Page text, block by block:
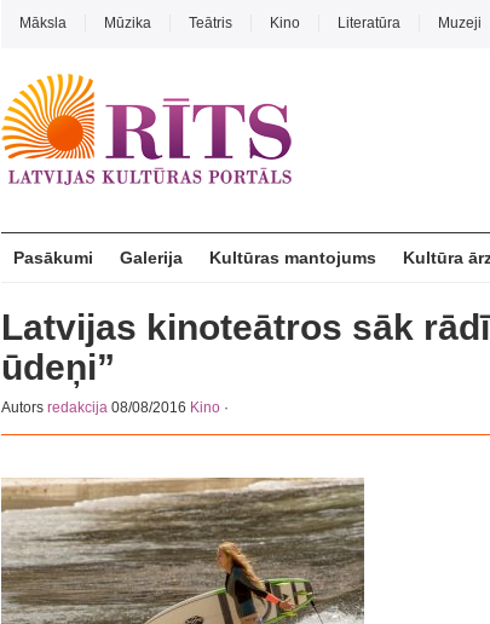
Māksla Mūzika Teātris Kino Literatūra Muzeji
Pasākumi Galerija Kultūras mantojums Kultūra
Latvijas kinoteātros sāk
ūdeņi”
Autors redakcija 08/08/2016 Kino ·